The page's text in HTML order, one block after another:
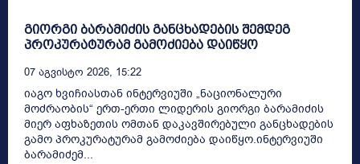
გიორგი ბარამიძის განცხადების შემდეგ
პროკურატურამ გამოძიება დაიწყო
07 Აგვისტო 2026, 15:22
იაგო ხვიჩიასთან ინტერვიუში „ნაციონალური
მოძრაობის“ ერთ-ერთი ლიდერის გიორგი ბარამიძის
მიერ აფხაზეთის ომთან დაკავშირებული განცხადების
გამო პროკურატურამ გამოძიება დაიწყო.ინტერვიუში
ბარამიძემ...